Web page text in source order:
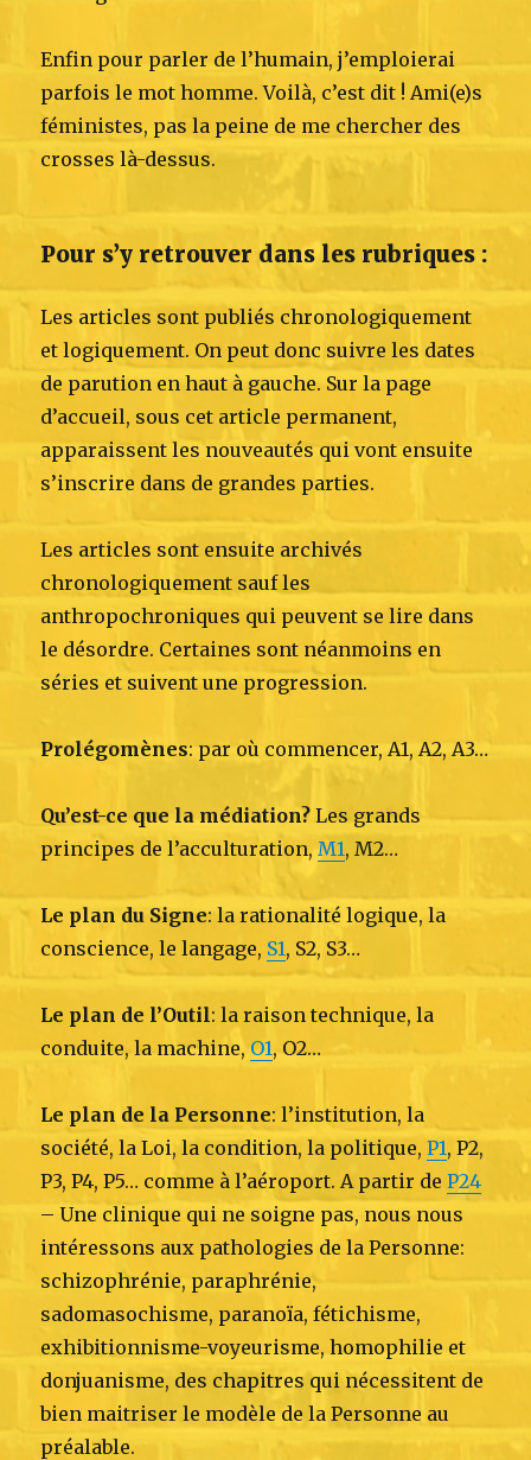
Enfin pour parler de l’humain, j’emploierai
parfois le mot homme. Voilà, c’est dit ! Ami(e)s
féministes, pas la peine de me chercher des
crosses là-dessus.
Pour s’y retrouver dans les rubriques :
Les articles sont publiés chronologiquement
et logiquement. On peut donc suivre les dates
de parution en haut à gauche. Sur la page
d’accueil, sous cet article permanent,
apparaissent les nouveautés qui vont ensuite
s’inscrire dans de grandes parties.
Les articles sont ensuite archivés
chronologiquement sauf les
anthropochroniques qui peuvent se lire dans
le désordre. Certaines sont néanmoins en
séries et suivent une progression.
Prolégomènes: par où commencer, A1, A2, A3…
Qu’est-ce que la médiation? Les grands
principes de l’acculturation,M1, M2…
Le plan du Signe: la rationalité logique, la
conscience, le langage, S1, S2, S3…
Le plan de l’Outil: la raison technique, la
conduite, la machine, O1, O2…
Le plan de la Personne: l’institution, la
société, la Loi, la condition, la politique,P1, P2,
P3, P4, P5… comme à l’aéroport. A partir deP24
– Une clinique qui ne soigne pas, nous nous
intéressons aux pathologies de la Personne:
schizophrénie, paraphrénie,
sadomasochisme, paranoïa, fétichisme,
exhibitionnisme-voyeurisme, homophilie et
donjuanisme, des chapitres qui nécessitent de
bien maitriser le modèle de la Personne au
préalable.